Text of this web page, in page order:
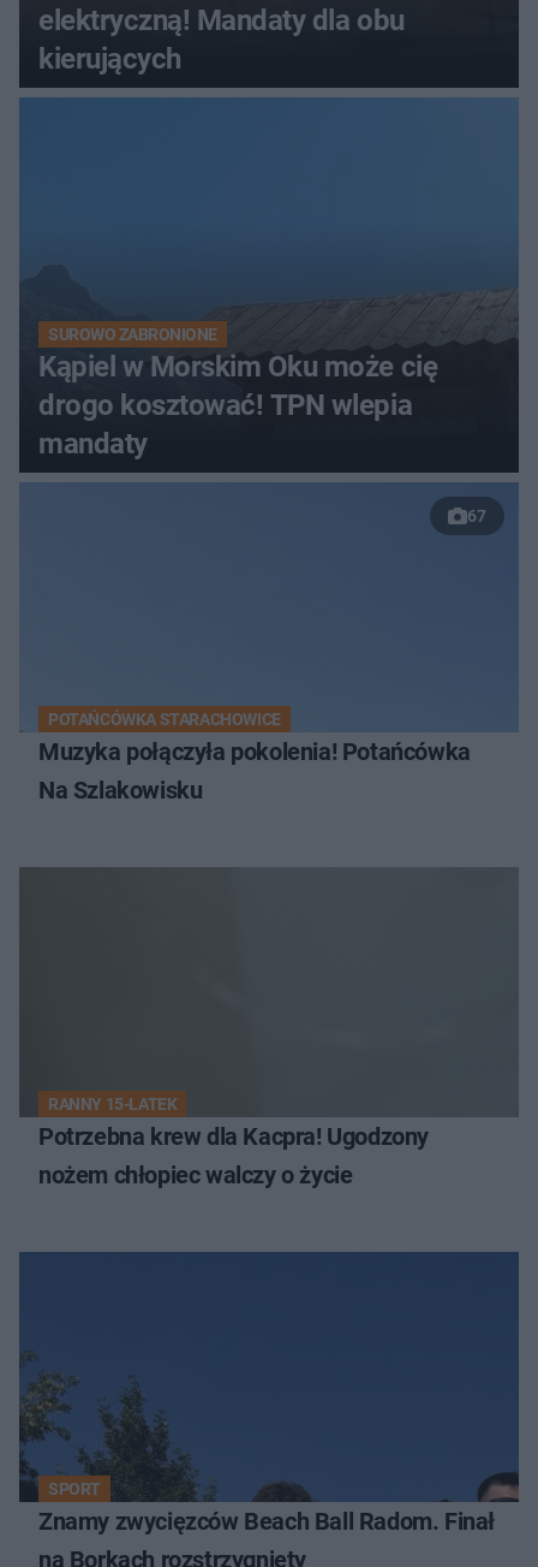
elektryczną! Mandaty dla obu
kierujących
SUROWO ZABRONIONE
Kąpiel w Morskim Oku może cię
drogo kosztować! TPN wlepia
mandaty
67
POTAŃCÓWKA STARACHOWICE
Muzyka połączyła pokolenia! Potańcówka
Na Szlakowisku
RANNY 15-LATEK
Potrzebna krew dla Kacpra! Ugodzony
nożem chłopiec walczy o życie
SPORT
Znamy zwycięzców Beach Ball Radom. Finał
na Borkach rozstrzygnięty